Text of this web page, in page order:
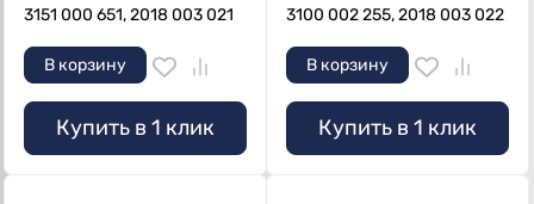
3151 000 651, 2018 003 021
В корзину
Купить в 1 клик
3100 002 255, 2018 003 022
В корзину
Купить в 1 клик